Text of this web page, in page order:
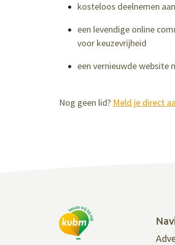
kosteloos deelnemen
een levendige online
voor keuzevrijheid
een vernieuwde
Nog geen lid? Meld je direct